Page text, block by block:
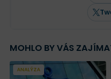
MOHLO BY VÁS
ANALÝZA